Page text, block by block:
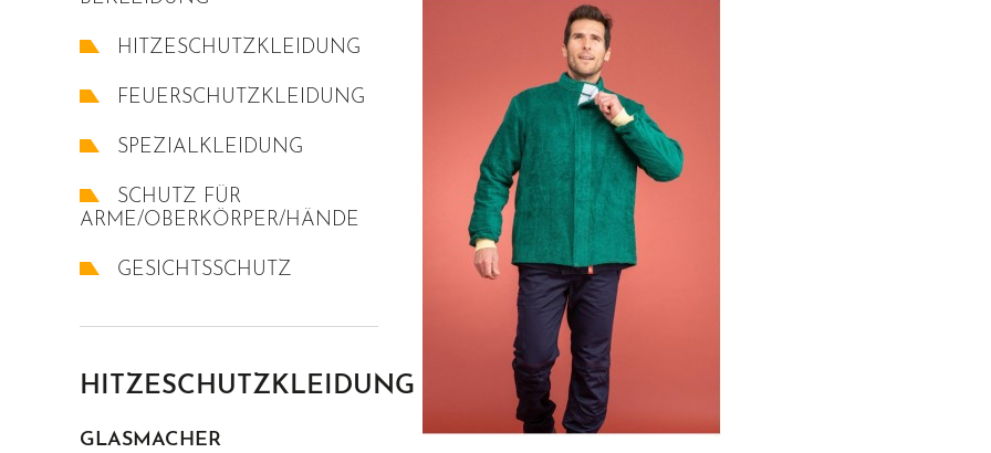
HITZESCHUTZKLEIDUNG
FEUERSCHUTZKLEIDUNG
SPEZIALKLEIDUNG
SCHUTZ FÜR
ARME/OBERKÖRPER/HÄNDE
GESICHTSSCHUTZ
HITZESCHUTZKLEIDUNG
GLASMACHER